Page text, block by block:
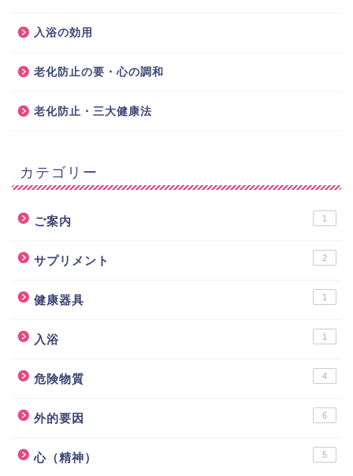
入浴の効用
老化防止の要・心の調和
老化防止・三大健康法
カテゴリー
ご案内 1
サプリメント 2
健康器具 1
入浴 1
危険物質 4
外的要因 6
心（精神） 5